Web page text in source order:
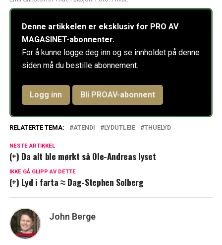
Denne artikkelen er eksklusiv for PRO AV
MAGASINET-abonnenter.
For å kunne logge deg inn og se innholdet på denne
siden må du bestille abonnement.
Logg inn Bli PROAV-abonnent
RELATERTE TEMA: ATENDI LYDUTLEIE THUELYD
NESTE ARTIKKEL
(+) Da alt ble mørkt så Ole-Andreas lyset
IKKE GÅ GLIPP AV DETTE
(+) Lyd i farta ≈ Dag-Stephen Solberg
John Berge